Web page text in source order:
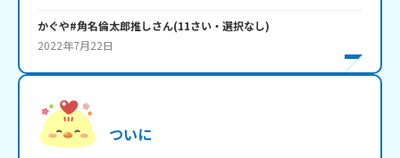
かぐや#角名倫太郎推しさん(11さい・ 選択なし)
2022年7月22日
ついに